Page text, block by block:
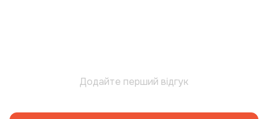
Додайте перший відгук